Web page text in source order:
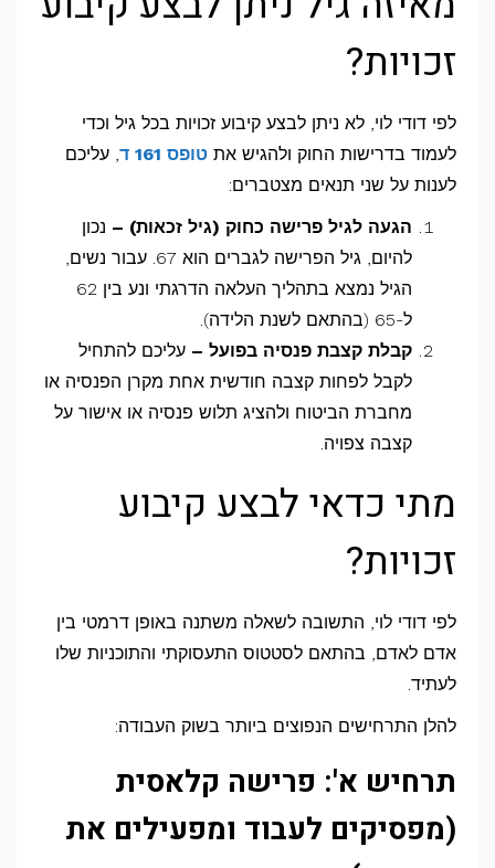
זכויות?
לפי דודי לוי, לא ניתן לבצע קיבוע זכויות בכל גיל וכדי
לעמוד בדרישות החוק ולהגיש את טופס 161 ד
, עליכם
לענות על שני תנאים מצטברים:
הגעה לגיל פרישה כחוק (גיל זכאות) – נכון
להיום, גיל הפרישה לגברים הוא 67. עבור נשים,
הגיל נמצא בתהליך העלאה הדרגתי ונע בין 62
ל-65 (בהתאם לשנת הלידה).
קבלת קצבת פנסיה בפועל – עליכם להתחיל
לקבל לפחות קצבה חודשית אחת מקרן הפנסיה או
מחברת הביטוח ולהציג תלוש פנסיה או אישור על
קצבה צפויה.
מתי כדאי לבצע קיבוע
זכויות?
לפי דודי לוי, התשובה לשאלה משתנה באופן דרמטי בין
אדם לאדם, בהתאם לסטטוס התעסוקתי והתוכניות שלו
לעתיד.
להלן התרחישים הנפוצים ביותר בשוק העבודה:
תרחיש א': פרישה קלאסית
(מפסיקים לעבוד ומפעילים את